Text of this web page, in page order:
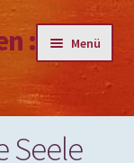
:
Menü
Seele